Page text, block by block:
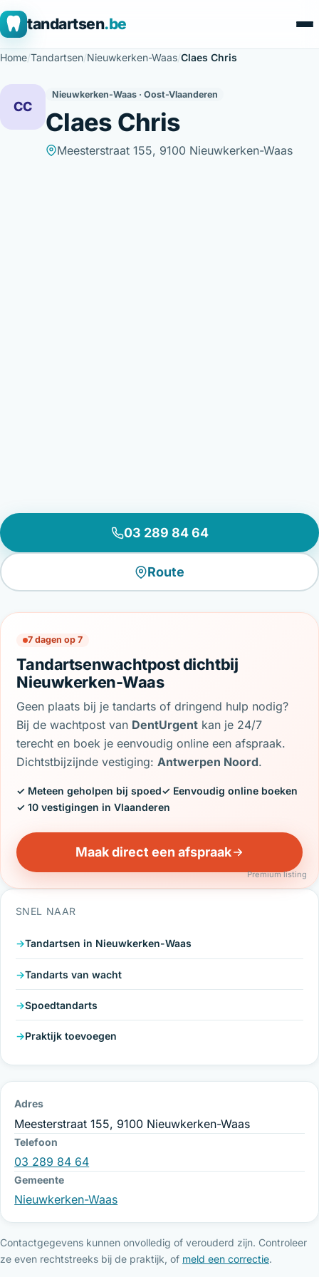
tandartsen.be
Home/Tandartsen/Nieuwkerken-Waas/Claes Chris
CC
Nieuwkerken-Waas · Oost-Vlaanderen
Claes Chris
Meesterstraat 155, 9100 Nieuwkerken-Waas
03 289 84 64
Route
7 dagen op 7
Tandartsenwachtpost dichtbij
Nieuwkerken-Waas
Geen plaats bij je tandarts of dringend hulp nodig?
Bij de wachtpost van DentUrgent kan je 24/7
terecht en boek je eenvoudig online een afspraak.
Dichtstbijzijnde vestiging:Antwerpen Noord.
✓ Meteen geholpen bij spoed✓ Eenvoudig online boeken
✓ 10 vestigingen in Vlaanderen
Maak direct een afspraak
Premium listing
SNEL NAAR
Tandartsen in Nieuwkerken-Waas
Tandarts van wacht
Spoedtandarts
Praktijk toevoegen
Adres
Meesterstraat 155, 9100 Nieuwkerken-Waas
Telefoon
03 289 84 64
Gemeente
Nieuwkerken-Waas
Contactgegevens kunnen onvolledig of verouderd zijn. Controleer
ze even rechtstreeks bij de praktijk, of meld een correctie.